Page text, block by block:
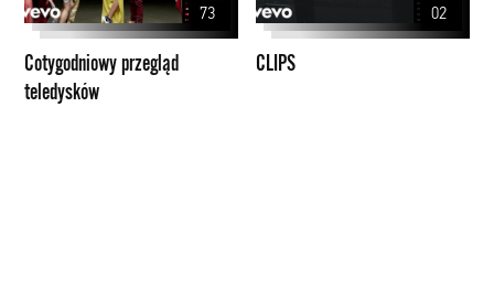
73
Cotygodniowy przegląd
teledysków
02
CLIPS